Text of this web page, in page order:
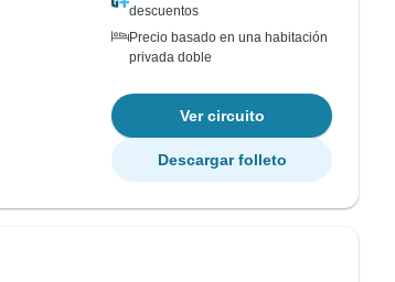
descuentos
Precio basado en una habitación
privada doble
Ver circuito
Descargar folleto